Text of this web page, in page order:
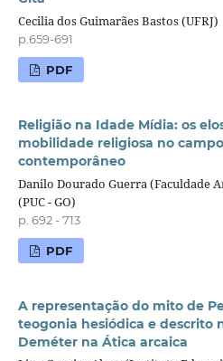
Cecilia dos Guimarães Bastos (UFRJ)
p.659-691
PDF
Religião na Idade Mídia: os
mobilidade religiosa no
contemporâneo
Danilo Dourado Guerra (Faculdade
(PUC - GO)
p. 692 - 713
PDF
A representação do mito de
teogonia hesiódica e descrito
Deméter na Ática arcaica